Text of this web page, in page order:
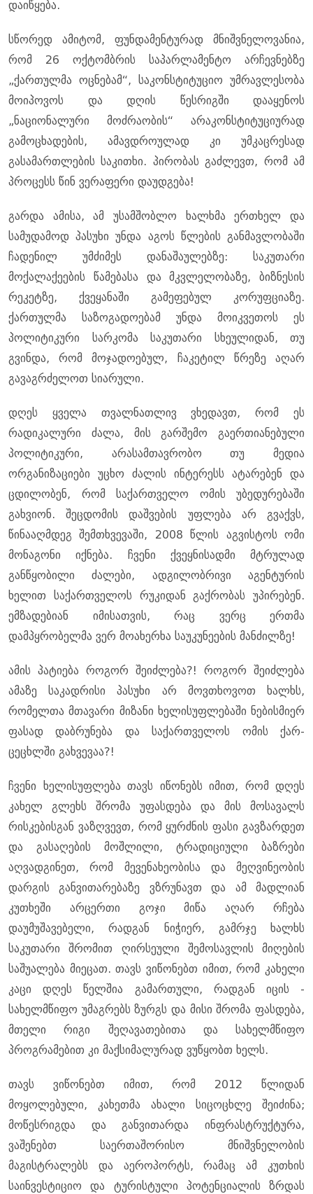
დაიწყება.
სწორედ ამიტომ, ფუნდამენტურად მნიშვნელოვანია,
რომ 26 ოქტომბრის საპარლამენტო არჩევნებზე
„ქართულმა ოცნებამ“, საკონსტიტუციო უმრავლესობა
მოიპოვოს და დღის წესრიგში დააყენოს
„ნაციონალური მოძრაობის“ არაკონსტიტუციურად
გამოცხადების, ამავდროულად კი უმკაცრესად
გასამართლების საკითხი. პირობას გაძლევთ, რომ ამ
პროცესს წინ ვერაფერი დაუდგება!
გარდა ამისა, ამ უსამშობლო ხალხმა ერთხელ და
სამუდამოდ პასუხი უნდა აგოს წლების განმავლობაში
ჩადენილ უმძიმეს დანაშაულებზე: საკუთარი
მოქალაქეების წამებასა და მკვლელობაზე, ბიზნესის
რეკეტზე, ქვეყანაში გამეფებულ კორუფციაზე.
ქართულმა საზოგადოებამ უნდა მოიკვეთოს ეს
პოლიტიკური სარკომა საკუთარი სხეულიდან, თუ
გვინდა, რომ მოჯადოებულ, ჩაკეტილ წრეზე აღარ
გავაგრძელოთ სიარული.
დღეს ყველა თვალნათლივ ვხედავთ, რომ ეს
რადიკალური ძალა, მის გარშემო გაერთიანებული
პოლიტიკური, არასამთავრობო თუ მედია
ორგანიზაციები უცხო ძალის ინტერესს ატარებენ და
ცდილობენ, რომ საქართველო ომის უბედურებაში
გახვიონ. შეცდომის დაშვების უფლება არ გვაქვს,
წინააღმდეგ შემთხვევაში, 2008 წლის აგვისტოს ომი
მონაგონი იქნება. ჩვენი ქვეყნისადმი მტრულად
განწყობილი ძალები, ადგილობრივი აგენტურის
ხელით საქართველოს რუკიდან გაქრობას უპირებენ.
ემზადებიან იმისათვის, რაც ვერც ერთმა
დამპყრობელმა ვერ მოახერხა საუკუნეების მანძილზე!
ამის პატიება როგორ შეიძლება?! როგორ შეიძლება
ამაზე საკადრისი პასუხი არ მოვთხოვოთ ხალხს,
რომელთა მთავარი მიზანი ხელისუფლებაში ნებისმიერ
ფასად დაბრუნება და საქართველოს ომის ქარ-
ცეცხლში გახვევაა?!
ჩვენი ხელისუფლება თავს იწონებს იმით, რომ დღეს
კახელ გლეხს შრომა უფასდება და მის მოსავალს
რისკებისგან ვაზღვევთ, რომ ყურძნის ფასი გავზარდეთ
და გასაღების მოშლილი, ტრადიციული ბაზრები
აღვადგინეთ, რომ მევენახეობისა და მეღვინეობის
დარგის განვითარებაზე ვზრუნავთ და ამ მადლიან
კუთხეში არცერთი გოჯი მიწა აღარ რჩება
დაუმუშავებელი, რადგან ნიჭიერ, გამრჯე ხალხს
საკუთარი შრომით ღირსეული შემოსავლის მიღების
საშუალება მიეცათ. თავს ვიწონებთ იმით, რომ კახელი
კაცი დღეს წელშია გამართული, რადგან იცის -
სახელმწიფო უმაგრებს ზურგს და მისი შრომა ფასდება,
მთელი რიგი შეღავათებითა და სახელმწიფო
პროგრამებით კი მაქსიმალურად ვუწყობთ ხელს.
თავს ვიწონებთ იმით, რომ 2012 წლიდან
მოყოლებული, კახეთმა ახალი სიცოცხლე შეიძინა;
მოწესრიგდა და განვითარდა ინფრასტრუქტურა,
ვაშენებთ საერთაშორისო მნიშვნელობის
მაგისტრალებს და აეროპორტს, რამაც ამ კუთხის
საინვესტიციო და ტურისტული პოტენციალის ზრდას